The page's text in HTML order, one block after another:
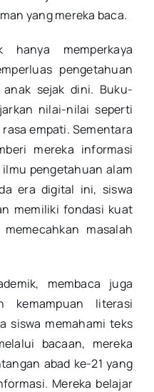
yang mereka baca.
hanya memperkaya
pengetahuan
sejak dini. Buku-
nilai-nilai seperti
empati. Sementara
mereka informasi
pengetahuan alam
era digital ini, siswa
memiliki fondasi kuat
masalah
membaca juga
kemampuan literasi
siswa memahami teks
bacaan, mereka
abad ke-21 yang
Mereka belajar